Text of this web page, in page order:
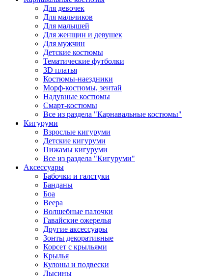
Для девочек
Для мальчиков
Для малышей
Для женщин и девушек
Для мужчин
Детские костюмы
Тематические футболки
3D платья
Костюмы-наездники
Морф-костюмы, зентай
Надувные костюмы
Смарт-костюмы
Все из раздела "Карнавальные костюмы"
Кигуруми
Взрослые кигуруми
Детские кигуруми
Пижамы кигуруми
Все из раздела "Кигуруми"
Аксессуары
Бабочки и галстуки
Банданы
Боа
Веера
Волшебные палочки
Гавайские ожерелья
Другие аксессуары
Зонты декоративные
Корсет с крыльями
Крылья
Кулоны и подвески
Лысины